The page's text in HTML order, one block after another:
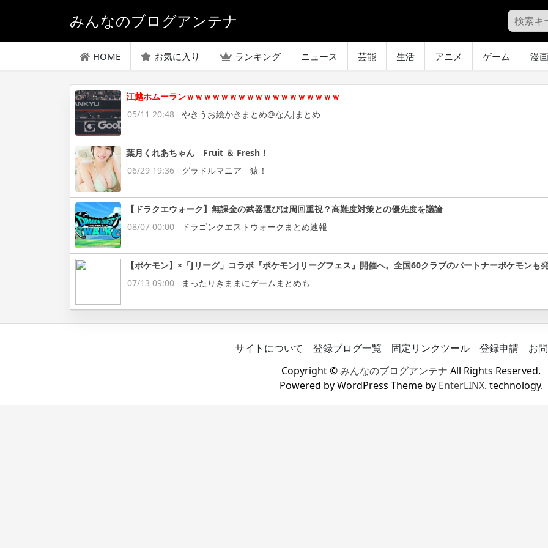
みんなのブログアンテナ
HOME お気に入り ランキング ニュース 芸能 生活 アニメ ゲーム 漫画
江越ホムーランｗｗｗｗｗｗｗｗｗｗｗｗｗｗｗｗｗｗ
05/11 20:48
やきうお絵かきまとめ@なんJまとめ
葉月くれあちゃん Fruit ＆ Fresh！
06/29 19:36
グラドルマニア 猿！
【ドラクエウォーク】無課金の武器選びは周回重視？高難度対策との優先度を議論
08/07 00:00
ドラゴンクエストウォークまとめ速報
【ポケモン】×「Jリーグ」コラボ『ポケモンJリーグフェス』開催へ。全国60クラブのパートナーポケモンも
07/13 09:00
まったりきままにゲームまとめも
サイトについて 登録ブログ一覧 固定リンクツール 登録申請
お
Copyright ©みんなのブログアンテナ All Rights Reserved.
Powered by WordPress Theme by EnterLINX. technology.